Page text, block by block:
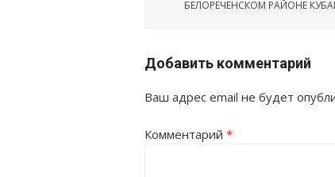
БЕЛОРЕЧЕНСКОМ РАЙОНЕ
Добавить комментарий
Ваш адрес email не будет
Комментарий *